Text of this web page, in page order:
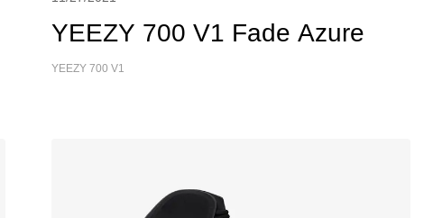
YEEZY 700 V1 Fade Azure
YEEZY 700 V1